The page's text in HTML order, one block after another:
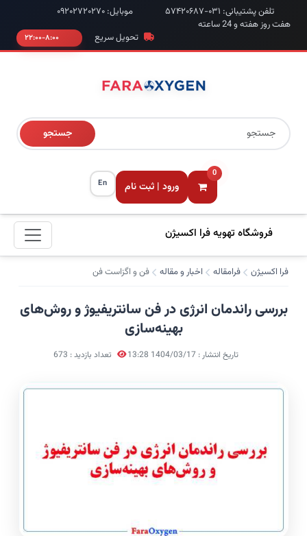
تلفن پشتیبانی: ۰۳۱-۵۷۴۲۰۶۸۷
موبایل: ۰۹۲۰۲۷۲۰۲۷۰
هفت روز هفته و 24 ساعته
تحویل سریع
جستجو
0
ورود | ثبت نام En
فروشگاه تهویه فرا اکسیژن
فرا اکسیژن فرامقاله اخبار و مقاله فن و اگزاست فن
بررسی راندمان انرژی در فن سانتریفیوژ و روش‌های
بهینه‌سازی
تاریخ انتشار : 1404/03/17 13:28 تعداد بازدید : 673